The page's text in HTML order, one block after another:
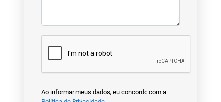
Ao informar meus dados, eu concordo com a